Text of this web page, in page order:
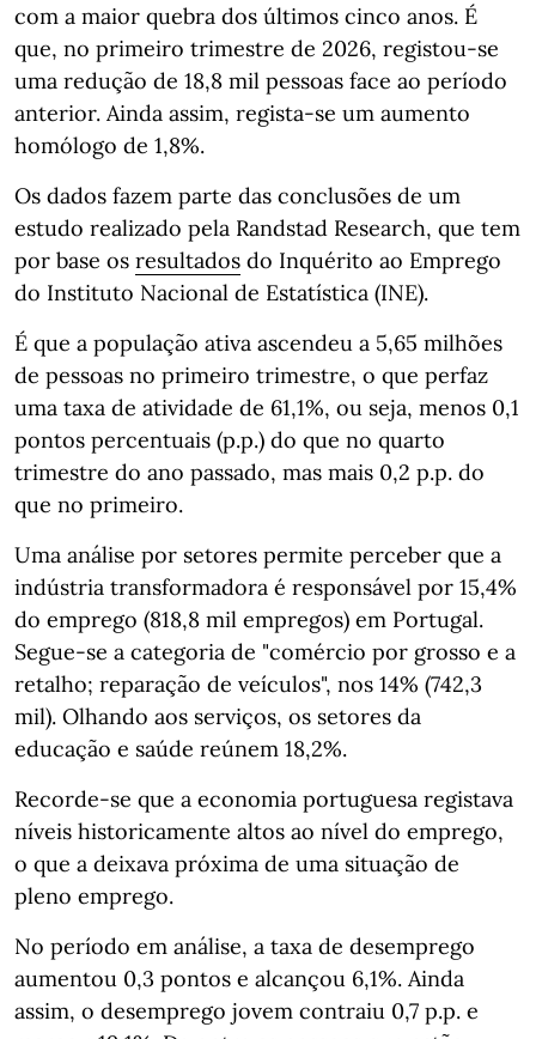
com a maior quebra dos últimos cinco anos. É
que, no primeiro trimestre de 2026, registou-se
uma redução de 18,8 mil pessoas face ao período
anterior. Ainda assim, regista-se um aumento
homólogo de 1,8%.
Os dados fazem parte das conclusões de um
estudo realizado pela Randstad Research, que tem
por base os resultados do Inquérito ao Emprego
do Instituto Nacional de Estatística (INE).
É que a população ativa ascendeu a 5,65 milhões
de pessoas no primeiro trimestre, o que perfaz
uma taxa de atividade de 61,1%, ou seja, menos 0,1
pontos percentuais (p.p.) do que no quarto
trimestre do ano passado, mas mais 0,2 p.p. do
que no primeiro.
Uma análise por setores permite perceber que a
indústria transformadora é responsável por 15,4%
do emprego (818,8 mil empregos) em Portugal.
Segue-se a categoria de "comércio por grosso e a
retalho; reparação de veículos", nos 14% (742,3
mil). Olhando aos serviços, os setores da
educação e saúde reúnem 18,2%.
Recorde-se que a economia portuguesa registava
níveis historicamente altos ao nível do emprego,
o que a deixava próxima de uma situação de
pleno emprego.
No período em análise, a taxa de desemprego
aumentou 0,3 pontos e alcançou 6,1%. Ainda
assim, o desemprego jovem contraiu 0,7 p.p. e